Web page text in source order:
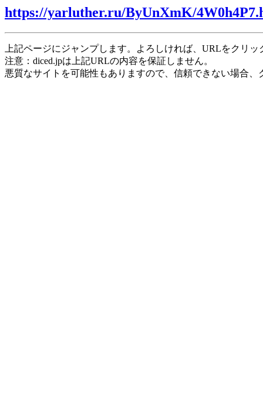
https://yarluther.ru/ByUnXmK/
上記ページにジャンプします。よろしければ、URLをクリ
注意：diced.jpは上記URLの内容を保証しません。
悪質なサイトを可能性もありますので、信頼できない場合、